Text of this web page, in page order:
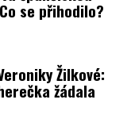
se přihodilo?
Žilkové:
žádala